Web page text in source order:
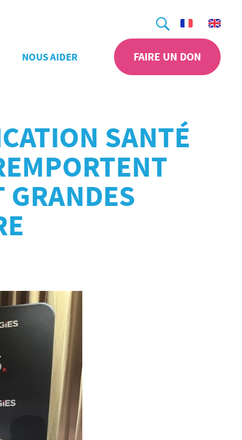
Recherche
NOUS AIDER FAIRE UN DON
SANTÉ
GRANDES